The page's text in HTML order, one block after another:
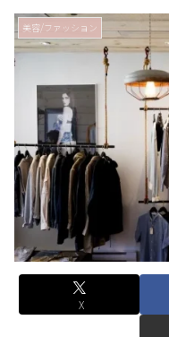
美容/ファッション
X